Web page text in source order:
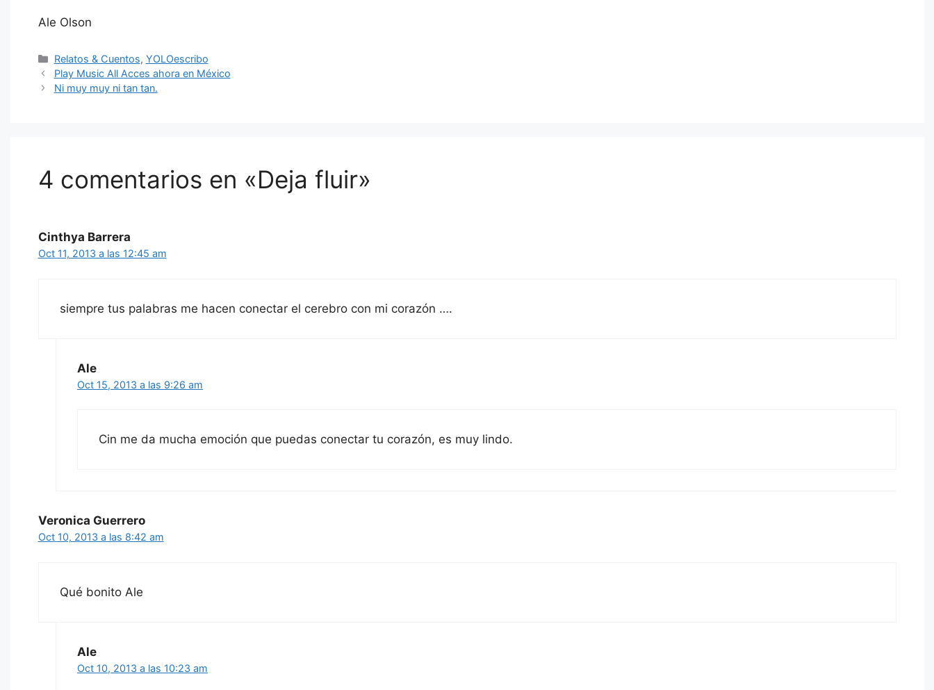
Ale Olson
Categorías
Relatos & Cuentos, YOLOescribo
Play Music All Acces ahora en México
Ni muy muy ni tan tan.
4 comentarios en «Deja fluir»
Cinthya Barrera
Oct 11, 2013 a las 12:45 am
siempre tus palabras me hacen conectar el cerebro con mi corazón ….
Ale
Oct 15, 2013 a las 9:26 am
Cin me da mucha emoción que puedas conectar tu corazón, es muy lindo.
Veronica Guerrero
Oct 10, 2013 a las 8:42 am
Qué bonito Ale
Ale
Oct 10, 2013 a las 10:23 am